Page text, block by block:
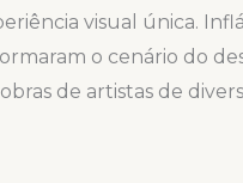
visual única.
o cenário do
de artistas de